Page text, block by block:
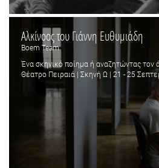
Αλκίνοος του Γιάννη Ευθυμιάδη
Boem Team
Ένα σκηνικό ποίημα ή αναζητώντας τον
Θέατρο Πειραιά | Σκηνή Ω | 21 - 25